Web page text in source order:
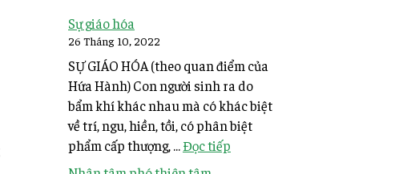
Sự giáo hóa
26 Tháng 10, 2022
SỰ GIÁO HÓA (theo quan điểm của
Hứa Hành) Con người sinh ra do
bẩm khí khác nhau mà có khác biệt
về trí, ngu, hiền, tồi, có phân biệt
phẩm cấp thượng, ...Đọc tiếp